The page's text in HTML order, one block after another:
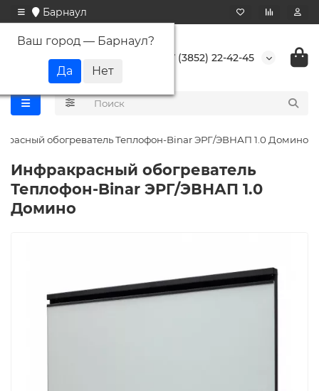
Барнаул
Ваш город — Барнаул?
+7 (3852) 22-42-45
обогреватель Теплофон-Binar ЭРГ/ЭВНАП 1.0 Домино
Инфракрасный обогреватель
Теплофон-Binar ЭРГ/ЭВНАП 1.0
Домино